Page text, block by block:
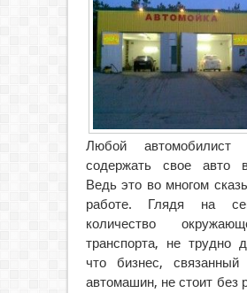
Любой автомобилист
содержать свое авто
Ведь это во многом
работе. Глядя на
количество
транспорта, не трудно
что бизнес,
автомашин, не стоит без